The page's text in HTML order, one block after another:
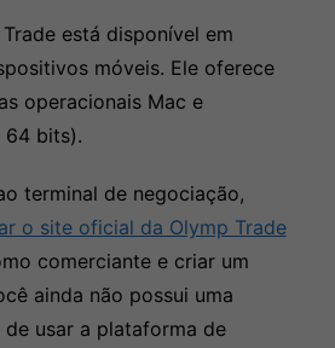
está disponível em
móveis. Ele oferece
operacionais Mac e
64 bits).
terminal de negociação,
o site oficial da Olymp Trade
comerciante e criar um
ainda não possui uma
usar a plataforma de